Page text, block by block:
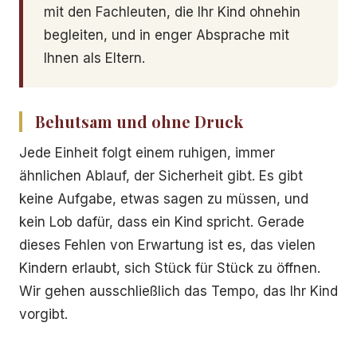
mit den Fachleuten, die Ihr Kind ohnehin
begleiten, und in enger Absprache mit
Ihnen als Eltern.
Behutsam und ohne Druck
Jede Einheit folgt einem ruhigen, immer
ähnlichen Ablauf, der Sicherheit gibt. Es gibt
keine Aufgabe, etwas sagen zu müssen, und
kein Lob dafür, dass ein Kind spricht. Gerade
dieses Fehlen von Erwartung ist es, das vielen
Kindern erlaubt, sich Stück für Stück zu öffnen.
Wir gehen ausschließlich das Tempo, das Ihr Kind
vorgibt.